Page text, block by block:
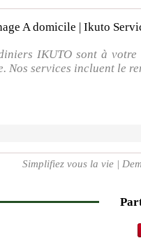
IKUTO sont à
Nos services incluent le
Simplifiez vous la vie |